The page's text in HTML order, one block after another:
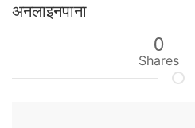
अनलाइनपाना
0
Shares